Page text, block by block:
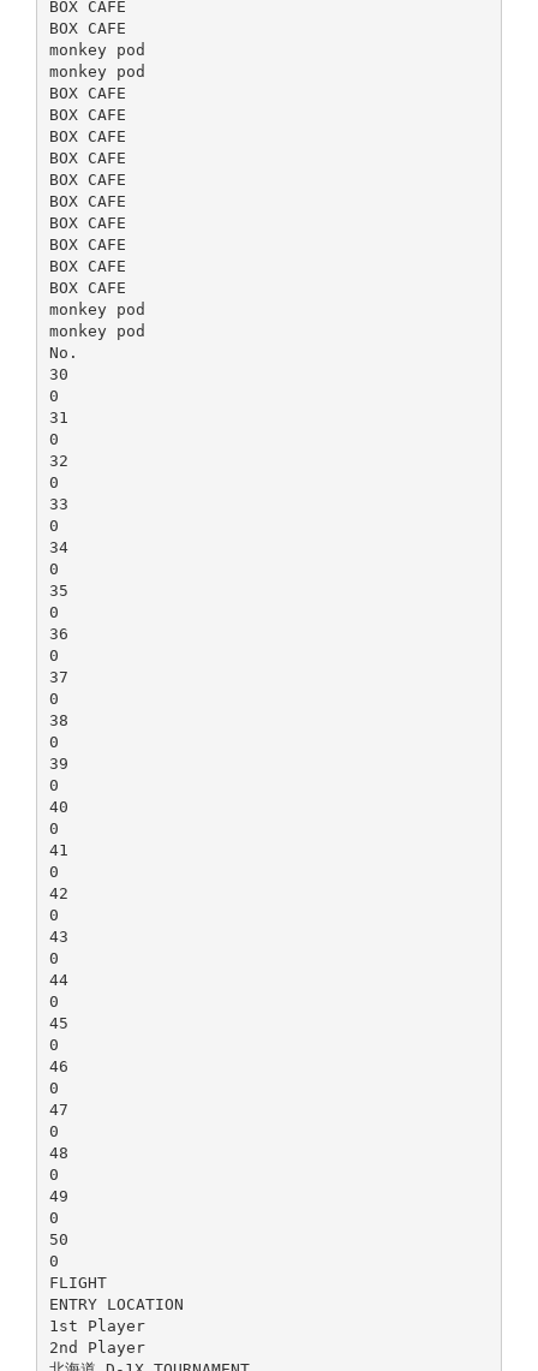
BOX CAFE
BOX CAFE
monkey pod
monkey pod
BOX CAFE
BOX CAFE
BOX CAFE
BOX CAFE
BOX CAFE
BOX CAFE
BOX CAFE
BOX CAFE
BOX CAFE
BOX CAFE
monkey pod
monkey pod
No.
30
0
31
0
32
0
33
0
34
0
35
0
36
0
37
0
38
0
39
0
40
0
41
0
42
0
43
0
44
0
45
0
46
0
47
0
48
0
49
0
50
0
FLIGHT
ENTRY LOCATION
1st Player
2nd Player